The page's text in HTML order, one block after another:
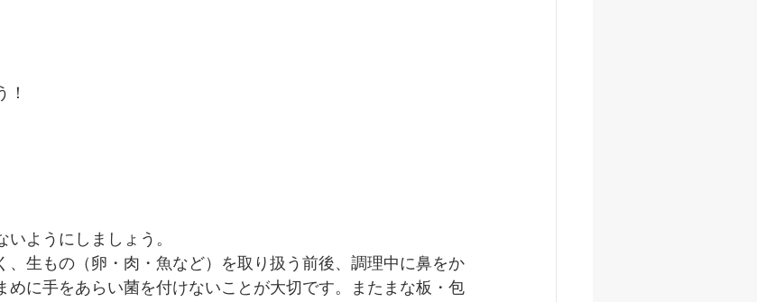
！
ようにしましょう。
、生もの（卵・肉・魚など）を取り扱う前後、調理中に鼻をか
めに手をあらい菌を付けないことが大切です。またまな板・包